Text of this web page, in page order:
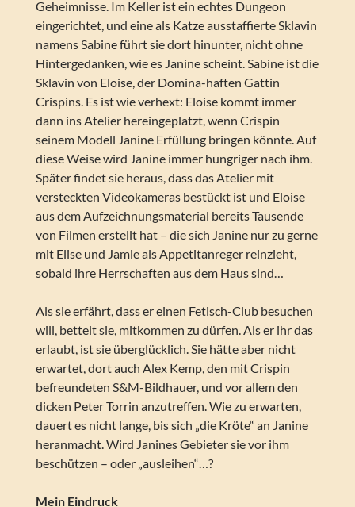
Geheimnisse. Im Keller ist ein echtes Dungeon
eingerichtet, und eine als Katze ausstaffierte Sklavin
namens Sabine führt sie dort hinunter, nicht ohne
Hintergedanken, wie es Janine scheint. Sabine ist die
Sklavin von Eloise, der Domina-haften Gattin
Crispins. Es ist wie verhext: Eloise kommt immer
dann ins Atelier hereingeplatzt, wenn Crispin
seinem Modell Janine Erfüllung bringen könnte. Auf
diese Weise wird Janine immer hungriger nach ihm.
Später findet sie heraus, dass das Atelier mit
versteckten Videokameras bestückt ist und Eloise
aus dem Aufzeichnungsmaterial bereits Tausende
von Filmen erstellt hat – die sich Janine nur zu gerne
mit Elise und Jamie als Appetitanreger reinzieht,
sobald ihre Herrschaften aus dem Haus sind…
Als sie erfährt, dass er einen Fetisch-Club besuchen
will, bettelt sie, mitkommen zu dürfen. Als er ihr das
erlaubt, ist sie überglücklich. Sie hätte aber nicht
erwartet, dort auch Alex Kemp, den mit Crispin
befreundeten S&M-Bildhauer, und vor allem den
dicken Peter Torrin anzutreffen. Wie zu erwarten,
dauert es nicht lange, bis sich „die Kröte“ an Janine
heranmacht. Wird Janines Gebieter sie vor ihm
beschützen – oder „ausleihen“…?
Mein Eindruck